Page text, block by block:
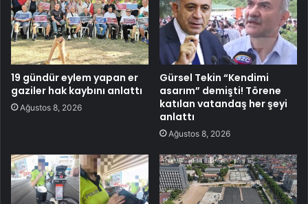
19 gündür eylem yapan er
gaziler hak kaybını anlattı
Ağustos 8, 2026
Gürsel Tekin “Kendimi
asarım” demişti! Törene
katılan vatandaş her şeyi
anlattı
Ağustos 8, 2026